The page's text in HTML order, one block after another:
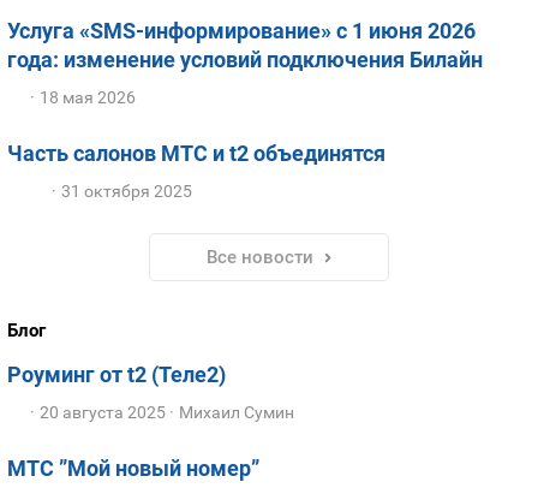
Услуга «SMS-информирование» с 1 июня 2026
года: изменение условий подключения Билайн
18 мая 2026
Часть салонов МТС и t2 объединятся
31 октября 2025
Все новости
Блог
Роуминг от t2 (Теле2)
20 августа 2025 Михаил Сумин
МТС ”Мой новый номер”